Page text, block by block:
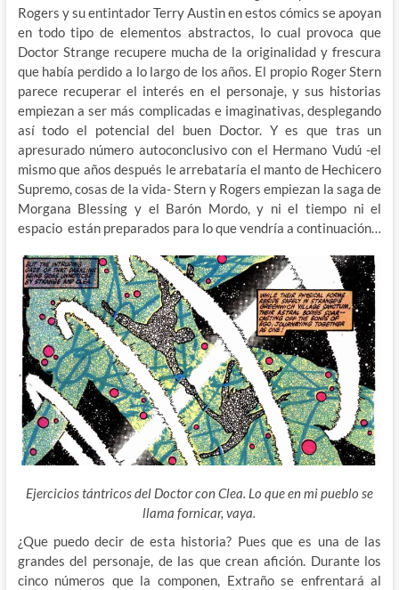
Rogers y su entintador Terry Austin en estos cómics se apoyan
en todo tipo de elementos abstractos, lo cual provoca que
Doctor Strange recupere mucha de la originalidad y frescura
que había perdido a lo largo de los años. El propio Roger Stern
parece recuperar el interés en el personaje, y sus historias
empiezan a ser más complicadas e imaginativas, desplegando
así todo el potencial del buen Doctor. Y es que tras un
apresurado número autoconclusivo con el Hermano Vudú -el
mismo que años después le arrebataría el manto de Hechicero
Supremo, cosas de la vida- Stern y Rogers empiezan la saga de
Morgana Blessing y el Barón Mordo, y ni el tiempo ni el
espacio están preparados para lo que vendría a continuación…
Ejercicios tántricos del Doctor con Clea. Lo que en mi pueblo se
llama fornicar, vaya.
¿Que puedo decir de esta historia? Pues que es una de las
grandes del personaje, de las que crean afición. Durante los
cinco números que la componen, Extraño se enfrentará al